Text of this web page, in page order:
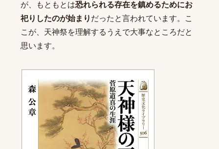
が、もともとは恐れられる存在を鎮めるためにお
祀りしたのが始まり だったと言われています。こ
こが、天神祭を理解するうえで大事なところだと
思います。